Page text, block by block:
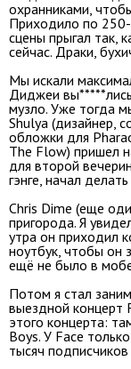
охранниками,
Приходило по
сцены прыгал так,
сейчас. Драки,
Мы искали
Диджеи
музло. Уже тогда
Shulya (дизайнер,
обложки для
The Flow) пришел
для второй
гэнге, начал
Chris Dime (еще
пригорода. Я
утра он приходил
ноутбук, чтобы он
ещё не было в
Потом я стал
выездной концерт
этого концерта:
Boys. У Face
тысяч